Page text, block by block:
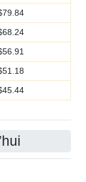
79.84
68.24
56.91
51.18
45.44